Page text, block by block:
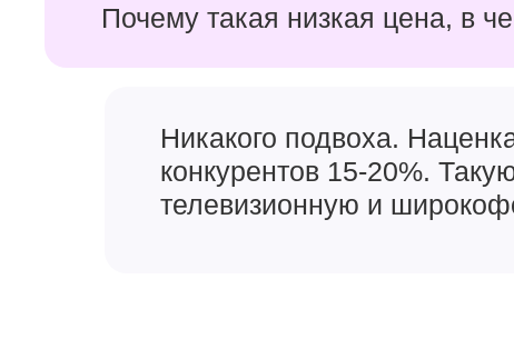
Почему такая низкая цена, в
Никакого подвоха.
конкурентов 15-20%.
телевизионную и